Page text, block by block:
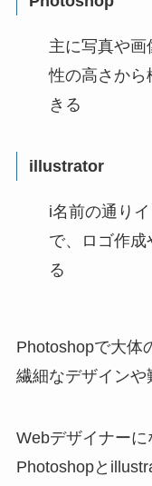
主に写真や
性の高さから
きる
illustrator
i名前の通り
で、ロゴ作
る
Photoshopで大体
繊細なデザインや
Webデザイナー
Photoshopと